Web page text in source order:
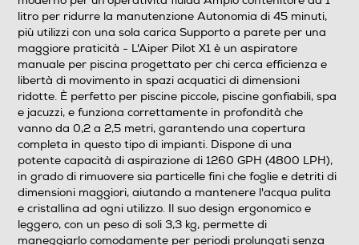
litro per ridurre la manutenzione Autonomia di 45 minuti,
più utilizzi con una sola carica Supporto a parete per una
maggiore praticità - L'Aiper Pilot X1 è un aspiratore
manuale per piscina progettato per chi cerca efficienza e
libertà di movimento in spazi acquatici di dimensioni
ridotte. È perfetto per piscine piccole, piscine gonfiabili, spa
e jacuzzi, e funziona correttamente in profondità che
vanno da 0,2 a 2,5 metri, garantendo una copertura
completa in questo tipo di impianti. Dispone di una
potente capacità di aspirazione di 1260 GPH (4800 LPH),
in grado di rimuovere sia particelle fini che foglie e detriti di
dimensioni maggiori, aiutando a mantenere l'acqua pulita
e cristallina ad ogni utilizzo. Il suo design ergonomico e
leggero, con un peso di soli 3,3 kg, permette di
maneggiarlo comodamente per periodi prolungati senza